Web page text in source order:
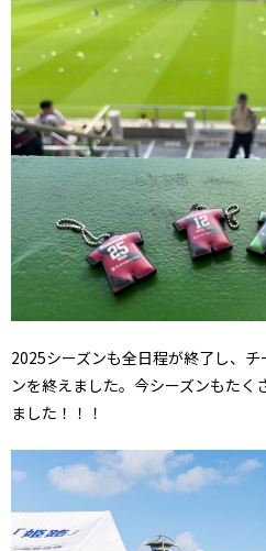
2025シーズンも全日程が終了し、
ンを終えました。今シーズンもたく
ました！！！